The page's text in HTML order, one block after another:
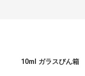
10ml ガラスびん箱